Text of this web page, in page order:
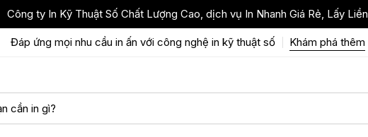
Công ty In Kỹ Thuật Số Chất Lượng Cao, dịch vụ In Nhanh Giá Rẻ, Lấy Liền
Đáp ứng mọi nhu cầu in ấn với công nghệ in kỹ thuật số Khám phá thêm